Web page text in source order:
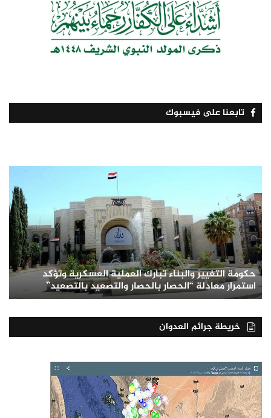
تابعنا على فيسبوك
حكومة التغيير والبناء تبارك العملية العسكرية وتؤكد
استمرار معادلة “الحصار بالحصار والتصعيد بالتصعيد”
خريطة جرائم العدوان